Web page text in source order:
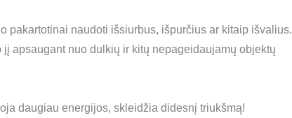
pakartotinai naudoti išsiurbus, išpurčius ar kitaip išvalius.
apsaugant nuo dulkių ir kitų nepageidaujamų objektų
daugiau energijos, skleidžia didesnį triukšmą!